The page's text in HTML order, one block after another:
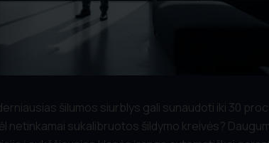
šilumos siurblys gali sunaudoti iki 30
netinkamai sukalibruotos šildymo kreivės?